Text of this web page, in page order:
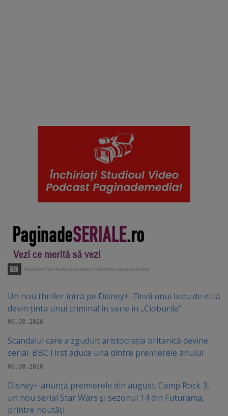
Un nou thriller intră pe Disney+. Elevii unui liceu de elită
devin ținta unui criminal în serie în „Cioburile”
06.08.2026
Scandalul care a zguduit aristocrația britanică devine
serial. BBC First aduce una dintre premierele anului
06.08.2026
Disney+ anunță premierele din august. Camp Rock 3,
un nou serial Star Wars și sezonul 14 din Futurama,
printre noutăți